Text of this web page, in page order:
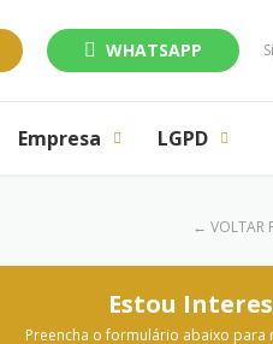
WHATSAPP
Empresa LGPD
← VOLTAR
Estou
Preencha o formulário abaixo para